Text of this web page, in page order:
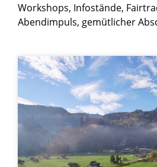
Workshops, Infostände,
Abendimpuls, gemütlicher